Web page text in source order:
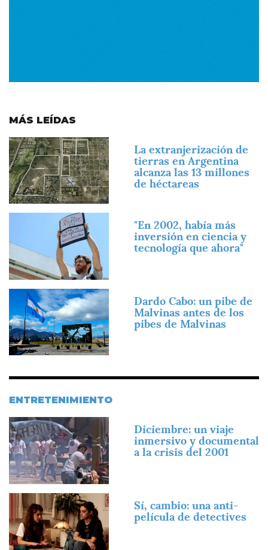
MÁS LEÍDAS
Imagen
La extranjerización de
tierras en Argentina
alcanza las 13 millones
de héctareas
"En 2002, había más
inversión en ciencia y
tecnología que ahora"
Imagen
Dardo Cabo: un pibe de
Malvinas antes de los
pibes de Malvinas
ENTRETENIMIENTO
Imagen
Diciembre: un viaje
inmersivo y documental
a la crisis del 2001
Imagen
Sí, cambio: una anti-
película de detectives